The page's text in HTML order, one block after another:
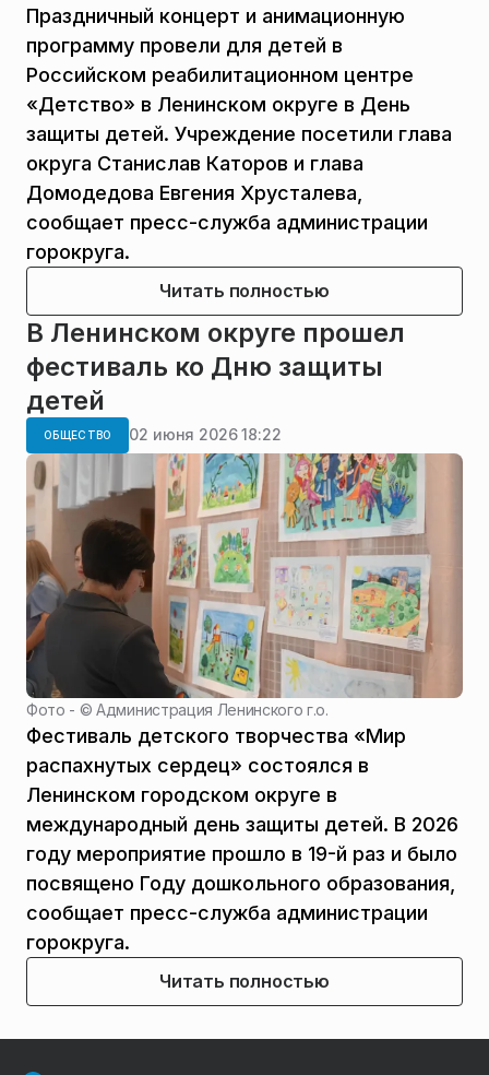
Праздничный концерт и анимационную
программу провели для детей в
Российском реабилитационном центре
«Детство» в Ленинском округе в День
защиты детей. Учреждение посетили глава
округа Станислав Каторов и глава
Домодедова Евгения Хрусталева,
сообщает пресс-служба администрации
горокруга.
Читать полностью
В Ленинском округе прошел
фестиваль ко Дню защиты
детей
ОБЩЕСТВО 02 июня 2026 18:22
Фото - ©Администрация Ленинского г.о.
Фестиваль детского творчества «Мир
распахнутых сердец» состоялся в
Ленинском городском округе в
международный день защиты детей. В 2026
году мероприятие прошло в 19-й раз и было
посвящено Году дошкольного образования,
сообщает пресс-служба администрации
горокруга.
Читать полностью